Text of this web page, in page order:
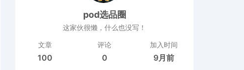
pod选品圈
这家伙很懒，什么也没写！
文章
100
评论
0
加入时间
9月前